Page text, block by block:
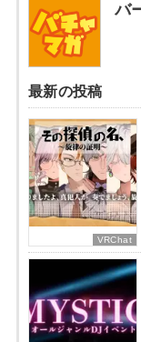
バ
最新の投稿
VRChat